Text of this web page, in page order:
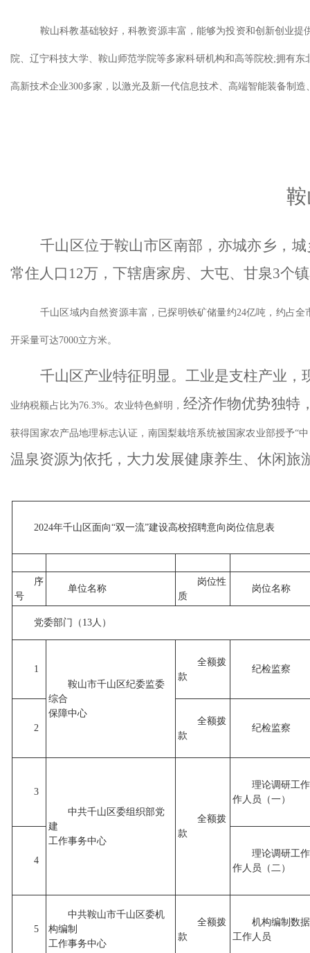
鞍山科教基础较好，科教资源丰富，能够为投资和创新创业
院、辽宁科技大学、鞍山师范学院等多家科研机构和高等院校;拥有东
高新技术企业300多家，以激光及新一代信息技术、高端智能装备制
千山区位于鞍山市区南部，亦城亦乡，
常住人口12万，下辖唐家房、大屯、甘泉3个
千山区域内自然资源丰富，已探明铁矿储量约24亿吨，约占
开采量可达7000立方米。
千山区产业特征明显。工业是支柱产业，
业纳税额占比为76.3%。农业特色鲜明， 经济作物优势独特
获得国家农产品地理标志认证，南国梨栽培系统被国家农业部授予“
温泉资源为依托，大力发展健康养生、休闲
2024年千山区面向“双一流”建设高校招聘意向岗位信息表
序
号
单位名称
岗位性
质
岗位名称
党委部门（13人）
1
鞍山市千山区纪委监委
综合
保障中心
全额拨
款
纪检监察
2
全额拨
款
纪检监察
3
中共千山区委组织部党
建
工作事务中心
全额拨
款
理论调研工
作人员（一）
4
理论调研工
作人员（二）
5
中共鞍山市千山区委机
构编制
工作事务中心
全额拨
款
机构编制数
工作人员